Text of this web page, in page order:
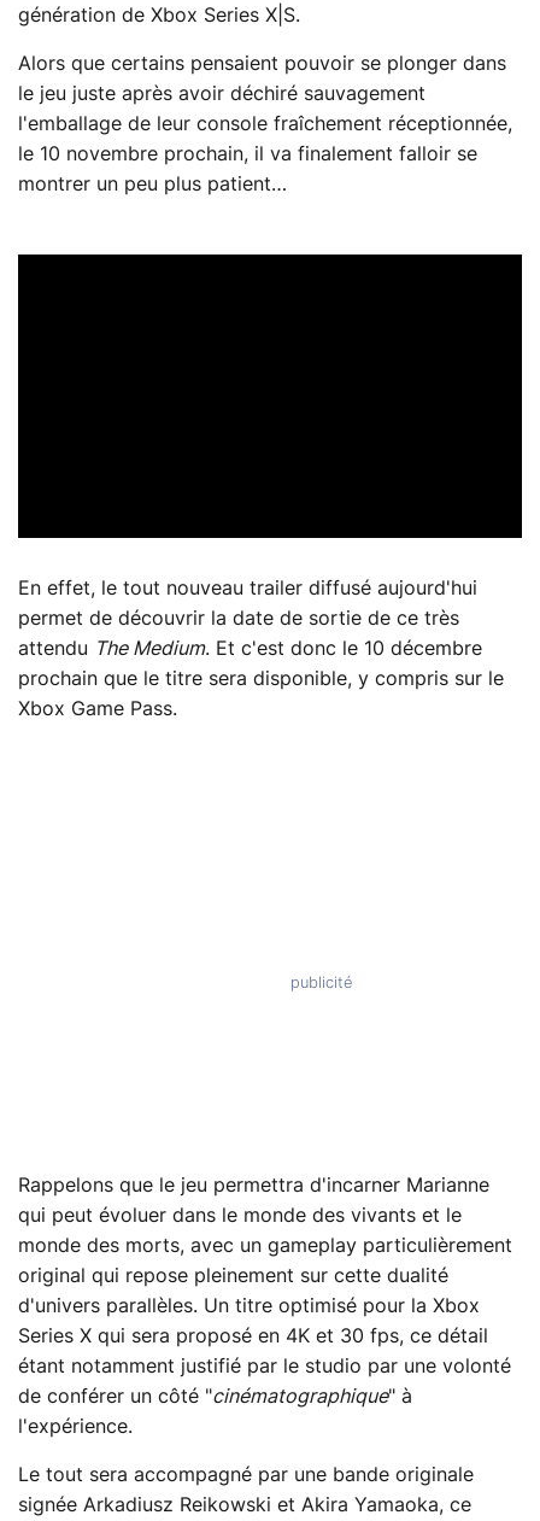
génération de Xbox Series X|S.
Alors que certains pensaient pouvoir se plonger dans
le jeu juste après avoir déchiré sauvagement
l'emballage de leur console fraîchement réceptionnée,
le 10 novembre prochain, il va finalement falloir se
montrer un peu plus patient…
En effet, le tout nouveau trailer diffusé aujourd'hui
permet de découvrir la date de sortie de ce très
attendu The Medium. Et c'est donc le 10 décembre
prochain que le titre sera disponible, y compris sur le
Xbox Game Pass.
Rappelons que le jeu permettra d'incarner Marianne
qui peut évoluer dans le monde des vivants et le
monde des morts, avec un gameplay particulièrement
original qui repose pleinement sur cette dualité
d'univers parallèles. Un titre optimisé pour la Xbox
Series X qui sera proposé en 4K et 30 fps, ce détail
étant notamment justifié par le studio par une volonté
de conférer un côté "cinématographique" à
l'expérience.
Le tout sera accompagné par une bande originale
signée Arkadiusz Reikowski et Akira Yamaoka, ce